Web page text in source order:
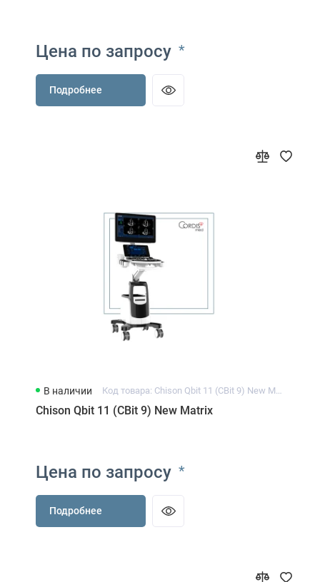
Цена по запросу *
Подробнее
В наличии Код товара: Chison Qbit 11 (CBit 9) New Matrix
Chison Qbit 11 (CBit 9) New Matrix
Цена по запросу *
Подробнее